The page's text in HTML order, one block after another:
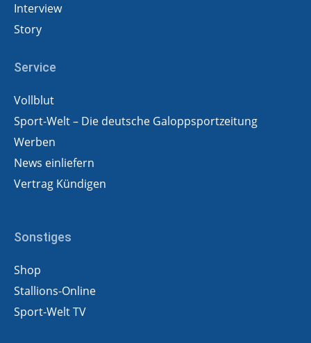
Interview
Story
Service
Vollblut
Sport-Welt – Die deutsche Galoppsportzeitung
Werben
News einliefern
Vertrag Kündigen
Sonstiges
Shop
Stallions-Online
Sport-Welt TV